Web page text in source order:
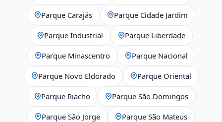
Parque Carajás Parque Cidade Jardim
Parque Industrial Parque Liberdade
Parque Minascentro Parque Nacional
Parque Novo Eldorado Parque Oriental
Parque Riacho Parque São Domingos
Parque São Jorge Parque São Mateus